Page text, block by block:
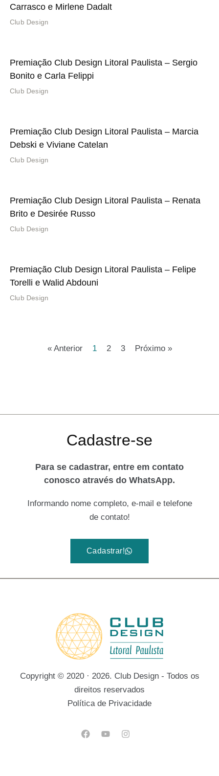
Carrasco e Mirlene Dadalt
Club Design
Premiação Club Design Litoral Paulista – Sergio
Bonito e Carla Felippi
Club Design
Premiação Club Design Litoral Paulista – Marcia
Debski e Viviane Catelan
Club Design
Premiação Club Design Litoral Paulista – Renata
Brito e Desirée Russo
Club Design
Premiação Club Design Litoral Paulista – Felipe
Torelli e Walid Abdouni
Club Design
« Anterior 1 2 3 Próximo »
Cadastre-se
Para se cadastrar, entre em contato
conosco através do WhatsApp.
Informando nome completo, e-mail e telefone
de contato!
Cadastrar!
Copyright © 2020 · 2026. Club Design - Todos os
direitos reservados
Política de Privacidade